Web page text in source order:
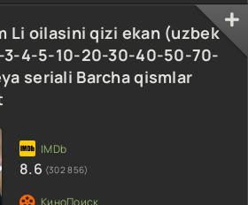
Li oilasini qizi ekan (uzbek
3-4-5-10-20-30-40-50-70-
seriali Barcha qismlar
8.6 (302 856)